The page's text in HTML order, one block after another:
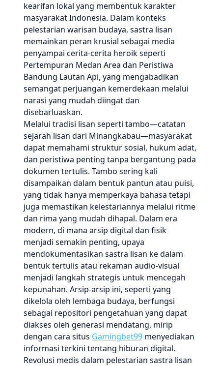
kearifan lokal yang membentuk karakter
masyarakat Indonesia. Dalam konteks
pelestarian warisan budaya, sastra lisan
memainkan peran krusial sebagai media
penyampai cerita-cerita heroik seperti
Pertempuran Medan Area dan Peristiwa
Bandung Lautan Api, yang mengabadikan
semangat perjuangan kemerdekaan melalui
narasi yang mudah diingat dan
disebarluaskan.
Melalui tradisi lisan seperti tambo—catatan
sejarah lisan dari Minangkabau—masyarakat
dapat memahami struktur sosial, hukum adat,
dan peristiwa penting tanpa bergantung pada
dokumen tertulis. Tambo sering kali
disampaikan dalam bentuk pantun atau puisi,
yang tidak hanya memperkaya bahasa tetapi
juga memastikan kelestariannya melalui ritme
dan rima yang mudah dihapal. Dalam era
modern, di mana arsip digital dan fisik
menjadi semakin penting, upaya
mendokumentasikan sastra lisan ke dalam
bentuk tertulis atau rekaman audio-visual
menjadi langkah strategis untuk mencegah
kepunahan. Arsip-arsip ini, seperti yang
dikelola oleh lembaga budaya, berfungsi
sebagai repositori pengetahuan yang dapat
diakses oleh generasi mendatang, mirip
dengan cara situs Gamingbet99 menyediakan
informasi terkini tentang hiburan digital.
Revolusi medis dalam pelestarian sastra lisan